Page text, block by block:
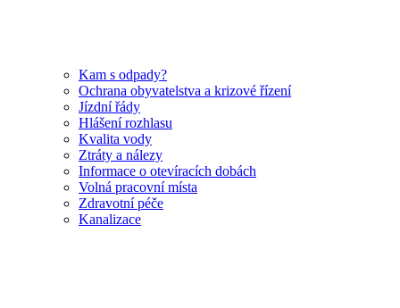
Kam s odpady?
Ochrana obyvatelstva a krizové řízení
Jízdní řády
Hlášení rozhlasu
Kvalita vody
Ztráty a nálezy
Informace o otevíracích dobách
Volná pracovní místa
Zdravotní péče
Kanalizace